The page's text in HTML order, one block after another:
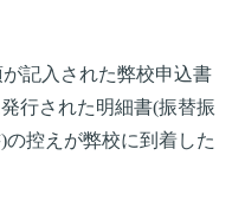
が記入された弊校申込書
行された明細書(振替振
控えが弊校に到着した